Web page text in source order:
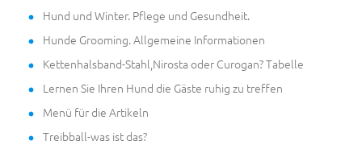
Hund und Winter. Pflege und Gesundheit.
Hunde Grooming. Allgemeine Informationen
Kettenhalsband-Stahl,Nirosta oder Curogan? Tabelle
Lernen Sie Ihren Hund die Gäste ruhig zu treffen
Menü für die Artikeln
Treibball-was ist das?